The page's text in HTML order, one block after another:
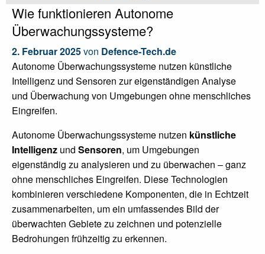
Wie funktionieren Autonome
Überwachungssysteme?
2. Februar 2025von Defence-Tech.de
Autonome Überwachungssysteme nutzen künstliche
Intelligenz und Sensoren zur eigenständigen Analyse
und Überwachung von Umgebungen ohne menschliches
Eingreifen.
Autonome Überwachungssysteme nutzen künstliche
Intelligenz und Sensoren, um Umgebungen
eigenständig zu analysieren und zu überwachen – ganz
ohne menschliches Eingreifen. Diese Technologien
kombinieren verschiedene Komponenten, die in Echtzeit
zusammenarbeiten, um ein umfassendes Bild der
überwachten Gebiete zu zeichnen und potenzielle
Bedrohungen frühzeitig zu erkennen.